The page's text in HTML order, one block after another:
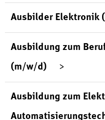
Ausbilder Elektronik
Ausbildung zum
(m/w/d)
Ausbildung zum